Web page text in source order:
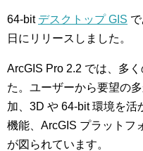
64-bit デスクトップ GIS
日にリリースしました。
ArcGIS Pro 2.2 では、多
た。ユーザーから要望の
加、3D や 64-bit 環境を活
機能、ArcGIS プラットフ
が図られています。